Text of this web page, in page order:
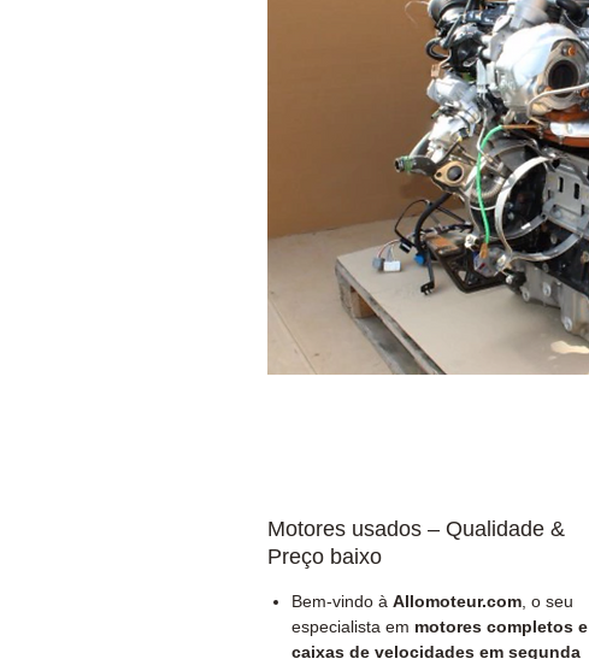
Motores usados – Qualidade &
Preço baixo
Bem-vindo à Allomoteur.com , o seu
especialista em motores completos e
caixas de velocidades em segunda